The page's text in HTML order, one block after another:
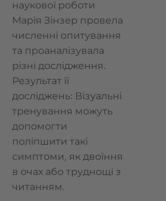
наукової роботи
Марія Зінзер провела
численні опитування
та проаналізувала
різні дослідження.
Результат її
досліджень: Візуальні
тренування можуть
допомогти
поліпшити такі
симптоми, як двоїння
в очах або труднощі з
читанням.